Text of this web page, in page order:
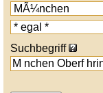
Suchbegriff